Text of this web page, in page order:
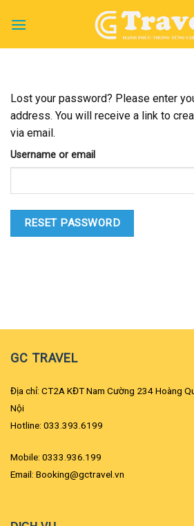
Lost your password? Please enter
address. You will receive a link to
via email.
Username or email
RESET PASSWORD
GC TRAVEL
Địa chỉ: CT2A KĐT Nam Cường 234 Hoàng
Nội
Hotline: 033.393.6199
Mobile: 0333.936.199
Email: Booking@gctravel.vn